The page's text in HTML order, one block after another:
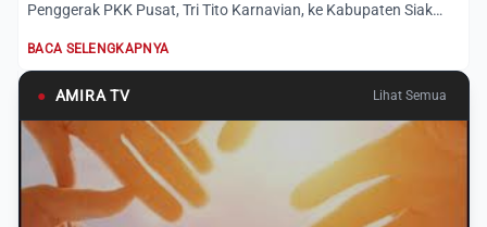
Penggerak PKK Pusat, Tri Tito Karnavian, ke Kabupaten Siak
BACA SELENGKAPNYA
● AMIRA TV Lihat Semua